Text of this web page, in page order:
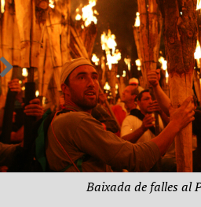
Baixada de falles al